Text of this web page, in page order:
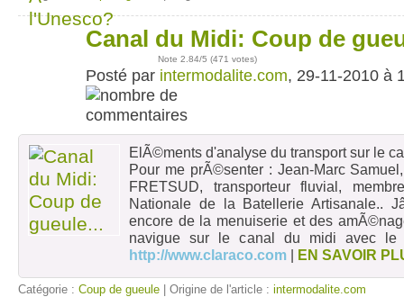
Canal du Midi: Coup de
Note 2.84/5 (471 votes)
Posté par intermodalite.com, 29-11-2010 à
ElÃ©ments d'analyse du transport sur le
Pour me prÃ©senter : Jean-Marc
FRETSUD, transporteur fluvial,
Nationale de la Batellerie Artisanale..
encore de la menuiserie et des
navigue sur le canal du midi avec le
http://www.claraco.com | EN SAVOIR
Catégorie : Coup de gueule | Origine de l'article : intermodalite.com